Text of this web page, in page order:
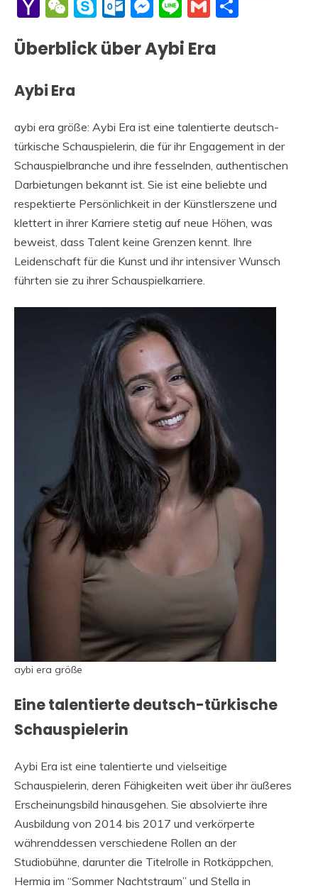
Yahoo
WeChat
SkypeOutlook.com
Messenger
LineGmail
Überblick über Aybi Era
Aybi Era
aybi era größe: Aybi Era ist eine talentierte deutsch-
türkische Schauspielerin, die für ihr Engagement in der
Schauspielbranche und ihre fesselnden, authentischen
Darbietungen bekannt ist. Sie ist eine beliebte und
respektierte Persönlichkeit in der Künstlerszene und
klettert in ihrer Karriere stetig auf neue Höhen, was
beweist, dass Talent keine Grenzen kennt. Ihre
Leidenschaft für die Kunst und ihr intensiver Wunsch
führten sie zu ihrer Schauspielkarriere.
aybi era größe
Eine talentierte deutsch-türkische
Schauspielerin
Aybi Era ist eine talentierte und vielseitige
Schauspielerin, deren Fähigkeiten weit über ihr äußeres
Erscheinungsbild hinausgehen. Sie absolvierte ihre
Ausbildung von 2014 bis 2017 und verkörperte
währenddessen verschiedene Rollen an der
Studiobühne, darunter die Titelrolle in Rotkäppchen,
Hermia im “Sommer Nachtstraum” und Stella in